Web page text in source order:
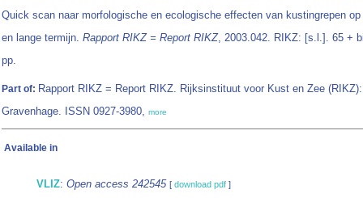
Quick scan naar morfologische en ecologische effecten van kustingrepen
en lange termijn. Rapport RIKZ = Report RIKZ, 2003.042. RIKZ: [s.l.]. 65 +
pp.
Part of: Rapport RIKZ = Report RIKZ. Rijksinstituut voor Kust en Zee
Gravenhage. ISSN 0927-3980, more
Available in
VLIZ: Open access 242545 [ download pdf ]